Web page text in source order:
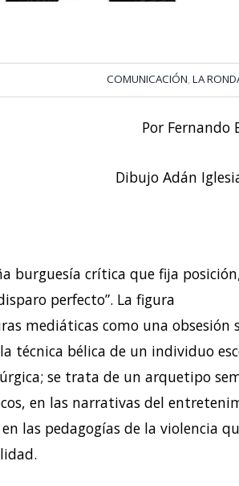
COMUNICACIÓN, LA
Por Fernando
Dibujo Adán
burguesía crítica que fija
perfecto”. La figura
mediáticas como una obsesión
técnica bélica de un individuo
se trata de un arquetipo
en las narrativas del
las pedagogías de la violencia